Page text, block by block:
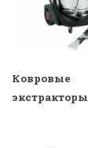
Ковровые
экстракторы